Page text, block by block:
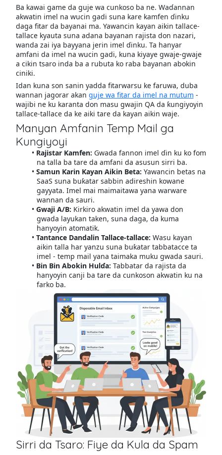
Ba kawai game da guje wa cunkoso ba ne. Waɗannan
akwatin imel na wucin gadi suna kare kamfen ɗinku
daga fitar da bayanai ma. Yawancin kayan aikin tallace-
tallace kyauta suna adana bayanan rajista don nazari,
wanda zai iya bayyana jerin imel ɗinku. Ta hanyar
amfani da imel na wucin gadi, kuna kiyaye gwaje-gwaje
a cikin tsaro inda ba a rubuta ko raba bayanan abokin
ciniki.
Idan kuna son sanin yadda fitarwarsu ke faruwa, duba
wannan jagorar akan guje wa fitar da imel na mutum -
wajibi ne ku karanta don masu gwajin QA da ƙungiyoyin
tallace-tallace da ke aiki tare da kayan aikin waje.
Manyan Amfanin Temp Mail ga
Kungiyoyi
Rajistar Kamfen: Gwada fannon imel ɗin ku ko fom
na talla ba tare da amfani da asusun sirri ba.
Samun Ƙarin Kayan Aikin Beta: Yawancin betas na
SaaS suna buƙatar sabbin adireshin kowane
gayyata. Imel mai maimaitawa yana warware
wannan da sauri.
Gwaji A/B: Kirkiro akwatin imel da yawa don
gwada layukan taken, suna daga, da kuma
hanyoyin atomatik.
Tantance Dandalin Tallace-tallace: Wasu kayan
aikin talla har yanzu suna buƙatar tabbatacce ta
imel - temp mail yana taimaka muku gwada sauri.
Bin Bin Abokin Hulɗa: Tabbatar da rajista da
hanyoyin canji ba tare da cunkoson akwatin ku na
farko ba.
Sirri da Tsaro: Fiye da Kula da Spam